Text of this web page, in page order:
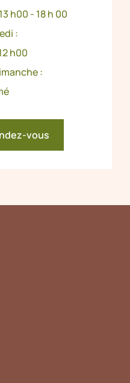
h00 - 18 h 00
:
h00
:
vous